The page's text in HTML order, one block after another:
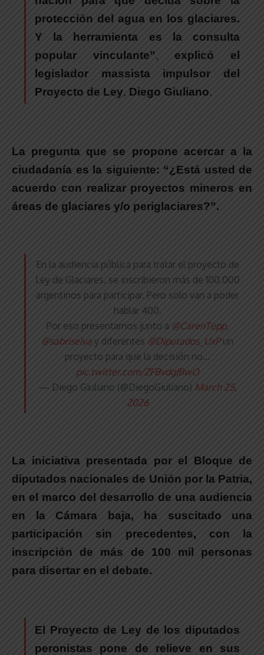
protección del agua en los glaciares.
Y la herramienta es la consulta
popular vinculante”,explicó el
legislador massista impulsor del
Proyecto de Ley, Diego Giuliano.
La pregunta que se propone acercar a la
ciudadanía es la siguiente: “¿Está usted de
acuerdo con realizar proyectos mineros en
áreas de glaciares y/o periglaciares?”.
En la audiencia pública para tratar el proyecto de
Ley de Glaciares, se inscribieron más de 100.000
argentinos para participar. Pero solo van a poder
hablar 400.
Por eso presentamos junto a @CarenTepp,
@sabriselva y diferentes @Diputados_UxPun
proyecto para que la decisión no…
pic.twitter.com/ZFBvdgJBwO
— Diego Giuliano (@DiegoGiuliano) March 25,
2026
La iniciativa presentada por el Bloque de
diputados nacionales de Unión por la Patria,
en el marco del desarrollo de una audiencia
en la Cámara baja, ha suscitado una
participación sin precedentes, con la
inscripción de más de 100 mil personas
para disertar en el debate.
El Proyecto de Ley de los diputados
peronistas pone de relieve en sus